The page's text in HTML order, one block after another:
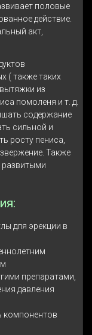
половые
действие.
акт,
( также таких
из
помоленя и т. д.
содержание
сильной и
росту пениса,
Также
развитыми
для эрекции в
препаратами,
давления
компонентов